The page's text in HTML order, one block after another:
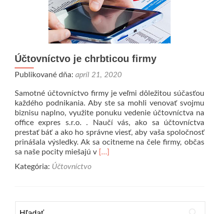
úspešnému
biznisu
Účtovníctvo je chrbticou firmy
Publikované dňa: apríl 21, 2020
Samotné účtovníctvo firmy je veľmi dôležitou súčasťou
každého podnikania. Aby ste sa mohli venovať svojmu
biznisu naplno, využite ponuku vedenie účtovníctva na
office expres s.r.o. . Naučí vás, ako sa účtovníctva
prestať báť a ako ho správne viesť, aby vaša spoločnosť
prinášala výsledky. Ak sa ocitneme na čele firmy, občas
sa naše pocity miešajú v Prečítať
chrbticou
[…]
Kategória: Účtovníctvo